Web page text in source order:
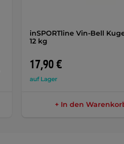
inSPORTline Vin-Bell
12 kg
17,90 €
auf Lager
+ In den